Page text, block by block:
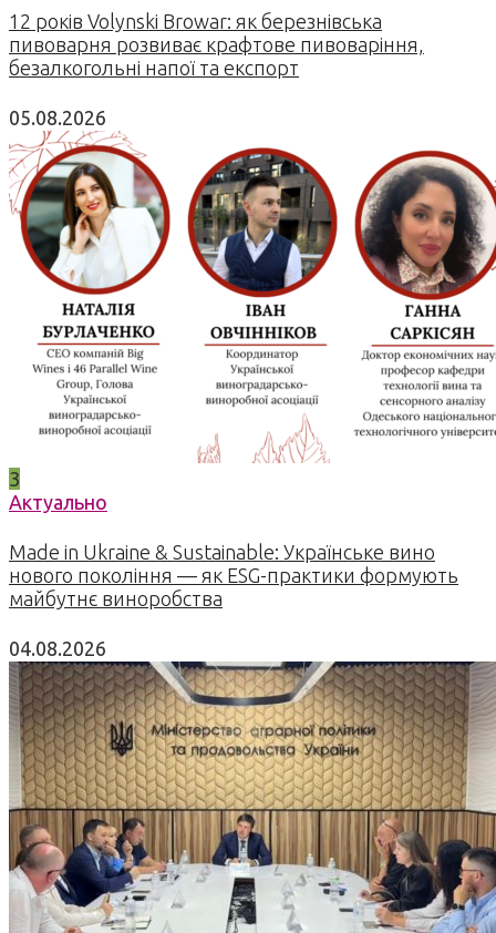
12 років Volynski Browar: як березнівська
пивоварня розвиває крафтове пивоваріння,
безалкогольні напої та експорт
05.08.2026
3
Актуально
Made in Ukraine & Sustainable: Українське вино
нового покоління — як ESG-практики формують
майбутнє виноробства
04.08.2026